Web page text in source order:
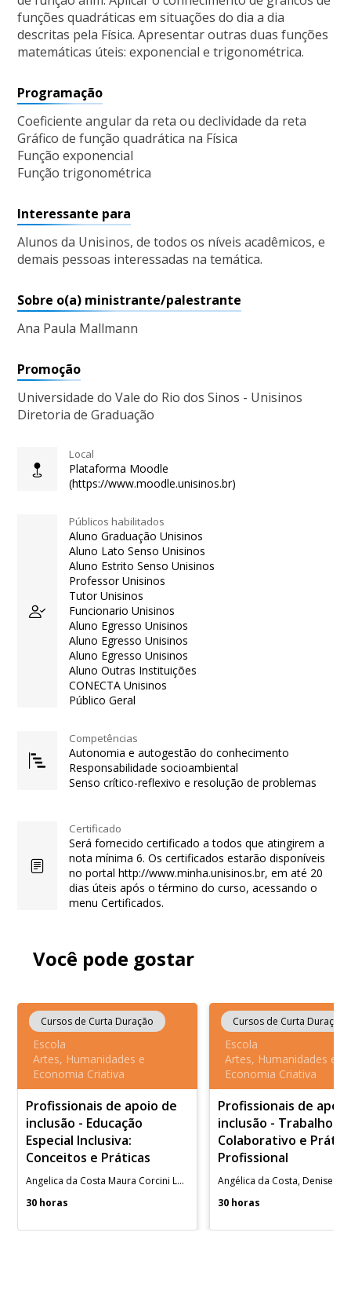
funções quadráticas em situações do dia a dia
descritas pela Física. Apresentar outras duas funções
matemáticas úteis: exponencial e trigonométrica.
Programação
Coeficiente angular da reta ou declividade da reta
Gráfico de função quadrática na Física
Função exponencial
Função trigonométrica
Interessante para
Alunos da Unisinos, de todos os níveis acadêmicos, e
demais pessoas interessadas na temática.
Sobre o(a) ministrante/palestrante
Ana Paula Mallmann
Promoção
Universidade do Vale do Rio dos Sinos - Unisinos
Diretoria de Graduação
Local
Plataforma Moodle
(https://www.moodle.unisinos.br)
Públicos habilitados
Aluno Graduação Unisinos
Aluno Lato Senso Unisinos
Aluno Estrito Senso Unisinos
Professor Unisinos
Tutor Unisinos
Funcionario Unisinos
Aluno Egresso Unisinos
Aluno Egresso Unisinos
Aluno Egresso Unisinos
Aluno Outras Instituições
CONECTA Unisinos
Público Geral
Competências
Autonomia e autogestão do conhecimento
Responsabilidade socioambiental
Senso crítico-reflexivo e resolução de problemas
Certificado
Será fornecido certificado a todos que atingirem a
nota mínima 6. Os certificados estarão disponíveis
no portal http://www.minha.unisinos.br, em até 20
dias úteis após o término do curso, acessando o
menu Certificados.
Você pode gostar
Cursos de Curta Duração
Escola
Artes, Humanidades e
Economia Criativa
Profissionais de apoio de
inclusão - Educação
Especial Inclusiva:
Conceitos e Práticas
Angelica da Costa Maura Corcini Lopes
30 horas
Cursos de Curta Duração
Escola
Artes, Humanidades e
Economia Criativa
Profissionais de
inclusão - Trabalho
Colaborativo e
Profissional
30 horas